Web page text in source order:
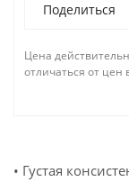
Поделиться
Цена
отличаться от цен
• Густая